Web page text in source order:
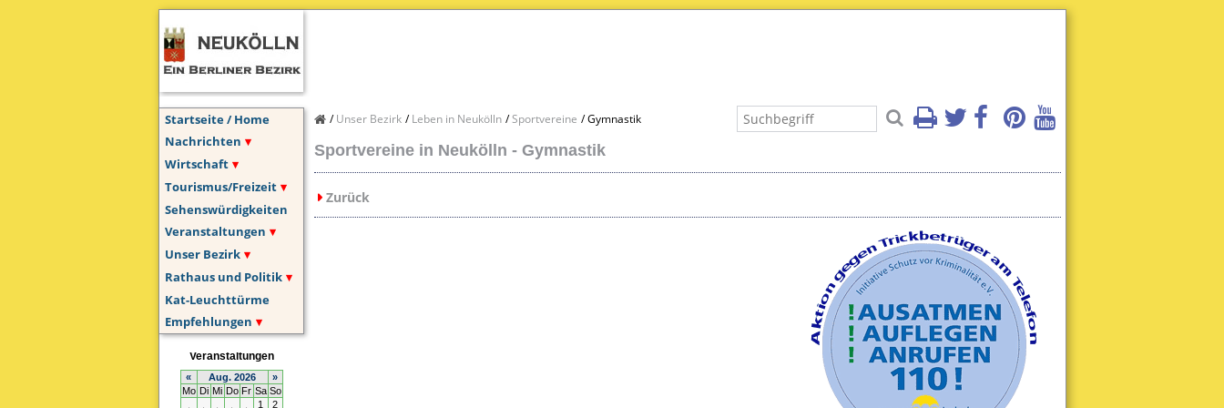
Startseite / Home
Nachrichten
Wirtschaft
Tourismus/Freizeit
Sehenswürdigkeiten
Veranstaltungen
Unser Bezirk
Rathaus und Politik
Kat-Leuchttürme
Empfehlungen
Unser Bezirk Leben in Neukölln Sportvereine Gymnastik
Sportvereine in Neukölln - Gymnastik
Zurück